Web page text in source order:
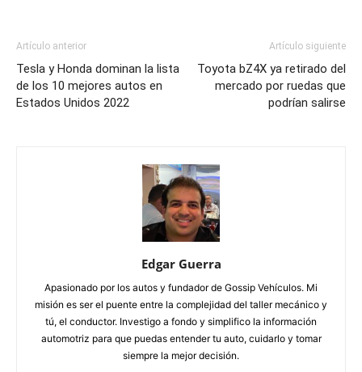
Artículo anterior
Tesla y Honda dominan la lista
de los 10 mejores autos en
Estados Unidos 2022
Artículo siguiente
Toyota bZ4X ya retirado del
mercado por ruedas que
podrían salirse
Edgar Guerra
Apasionado por los autos y fundador de Gossip Vehículos. Mi
misión es ser el puente entre la complejidad del taller mecánico y
tú, el conductor. Investigo a fondo y simplifico la información
automotriz para que puedas entender tu auto, cuidarlo y tomar
siempre la mejor decisión.